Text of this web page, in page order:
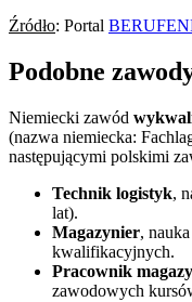
Źródło: Portal
Podobne
Niemiecki zawód
(nazwa niemiecka:
następującymi polskimi
Technik logistyk,
lat).
Magazynier,
kwalifikacyjnych.
Pracownik
zawodowych